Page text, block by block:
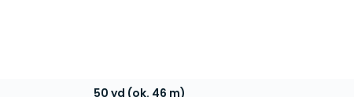
50 yd (ok. 46 m)